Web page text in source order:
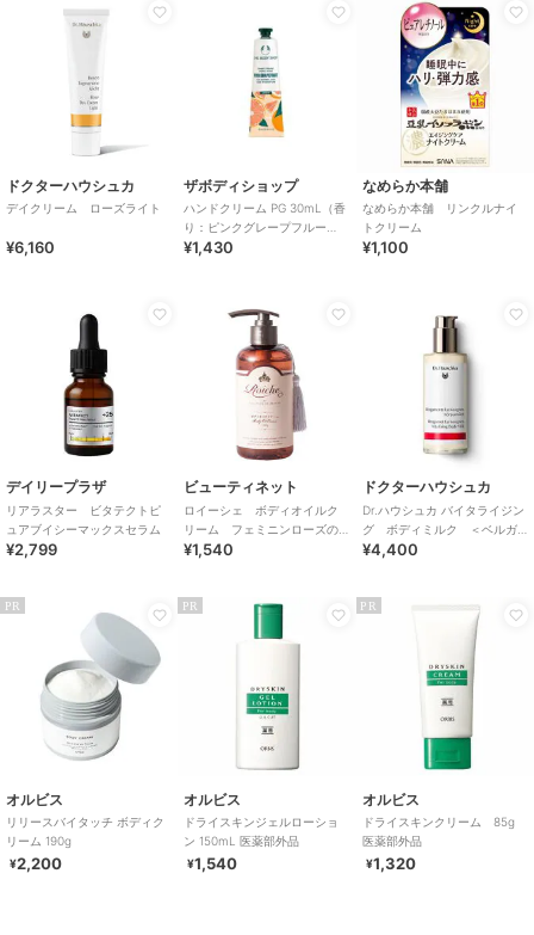
ドクターハウシュカ
デイクリーム ローズライト
¥6,160
ザボディショップ
ハンドクリーム PG 30mL（香
り：ピンクグレープフルー
ツ）
¥1,430
なめらか本舗
なめらか本舗 リンクルナイ
トクリーム
¥1,100
デイリープラザ
リアラスター ビタテクトピ
ュアブイシーマックスセラム
¥2,799
ビューティネット
ロイーシェ ボディオイルク
リーム フェミニンローズの
香り
¥1,540
ドクターハウシュカ
Dr.ハウシュカ バイタライジン
グ ボディミルク ＜ベルガ
モット＆レモングラス＞ １
¥4,400
PR
オルビス
リリースバイタッチ ボディク
リーム 190g
¥2,200
PR
オルビス
ドライスキンジェルローショ
ン 150mL 医薬部外品
¥1,540
PR
オルビス
ドライスキンクリーム 85g
医薬部外品
¥1,320